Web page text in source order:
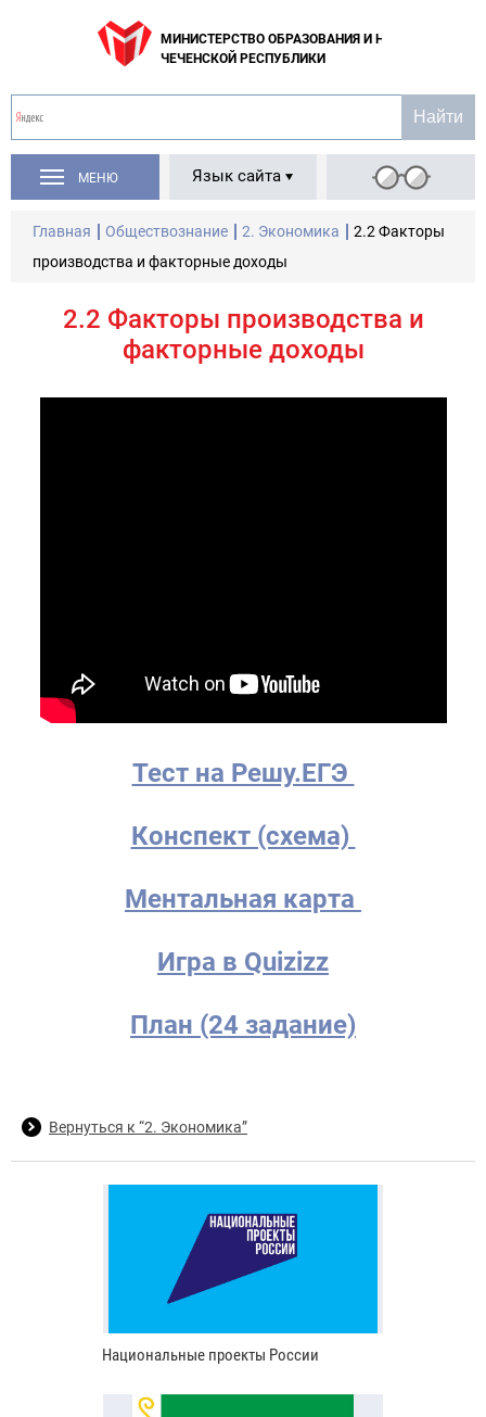
МИНИСТЕРСТВО ОБРАЗОВАНИЯ И НАУКИ
ЧЕЧЕНСКОЙ РЕСПУБЛИКИ
МЕНЮ Язык сайта
Главная Обществознание 2. Экономика
2.2 Факторы
производства и факторные доходы
2.2 Факторы производства и
факторные доходы
Тест на Решу.ЕГЭ
Конспект (схема)
Ментальная карта
Игра в Quizizz
План (24 задание)
Вернуться к “2. Экономика”
Национальные проекты России